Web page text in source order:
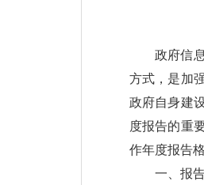
政府信
方式，是加
政府自身建
度报告的重
作年度报告
一、报